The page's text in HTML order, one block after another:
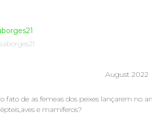
August 2022
fato de as femeas dos peixes lançarem no
e mamíferos?